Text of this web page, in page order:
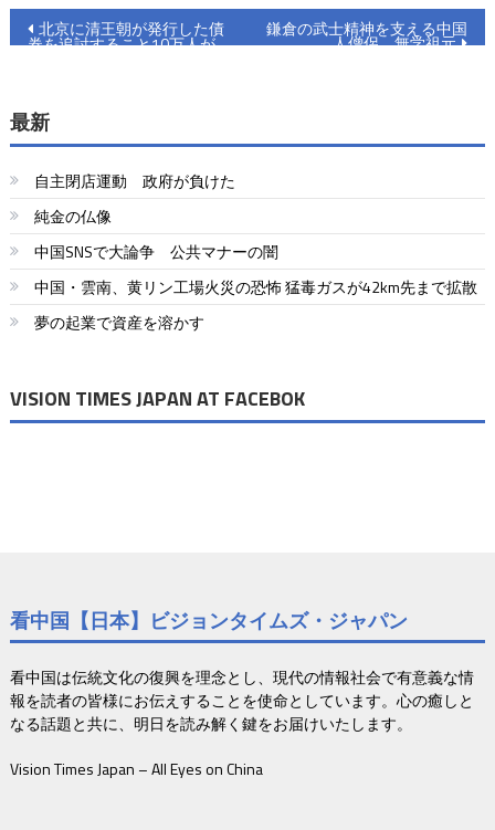
投
ナ
ビ
ゲ
ー
シ
ョ
ン
北京に清王朝が発行した債
券を追討すること10万人が
鎌倉の武士精神を支える中国
人僧侶 無学祖元
最新
自主閉店運動 政府が負けた
純金の仏像
中国SNSで大論争 公共マナーの闇
中国・雲南、黄リン工場火災の恐怖 猛毒ガスが42km先まで拡散
夢の起業で資産を溶かす
VISION TIMES JAPAN AT FACEBOK
看中国【日本】ビジョンタイムズ・ジャパン
看中国は伝統文化の復興を理念とし、現代の情報社会で有意義な情
報を読者の皆様にお伝えすることを使命としています。心の癒しと
なる話題と共に、明日を読み解く鍵をお届けいたします。
Vision Times Japan – All Eyes on China